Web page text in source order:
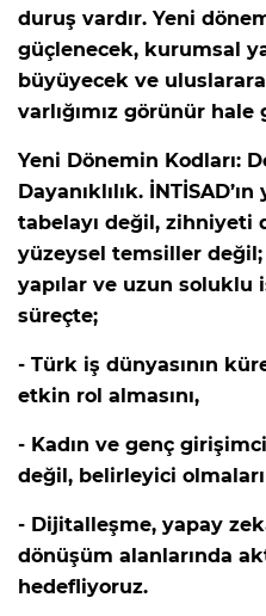
duruş vardır. Yeni
güçlenecek, kurumsal
büyüyecek ve
varlığımız görünür
Yeni Dönemin Kodları:
Dayanıklılık.
tabelayı değil, zihniyeti
yüzeysel temsiller değil;
yapılar ve uzun soluklu
süreçte;
- Türk iş dünyasının
etkin rol almasını,
- Kadın ve genç
değil, belirleyici
- Dijitalleşme, yapay
dönüşüm alanlarında
hedefliyoruz.